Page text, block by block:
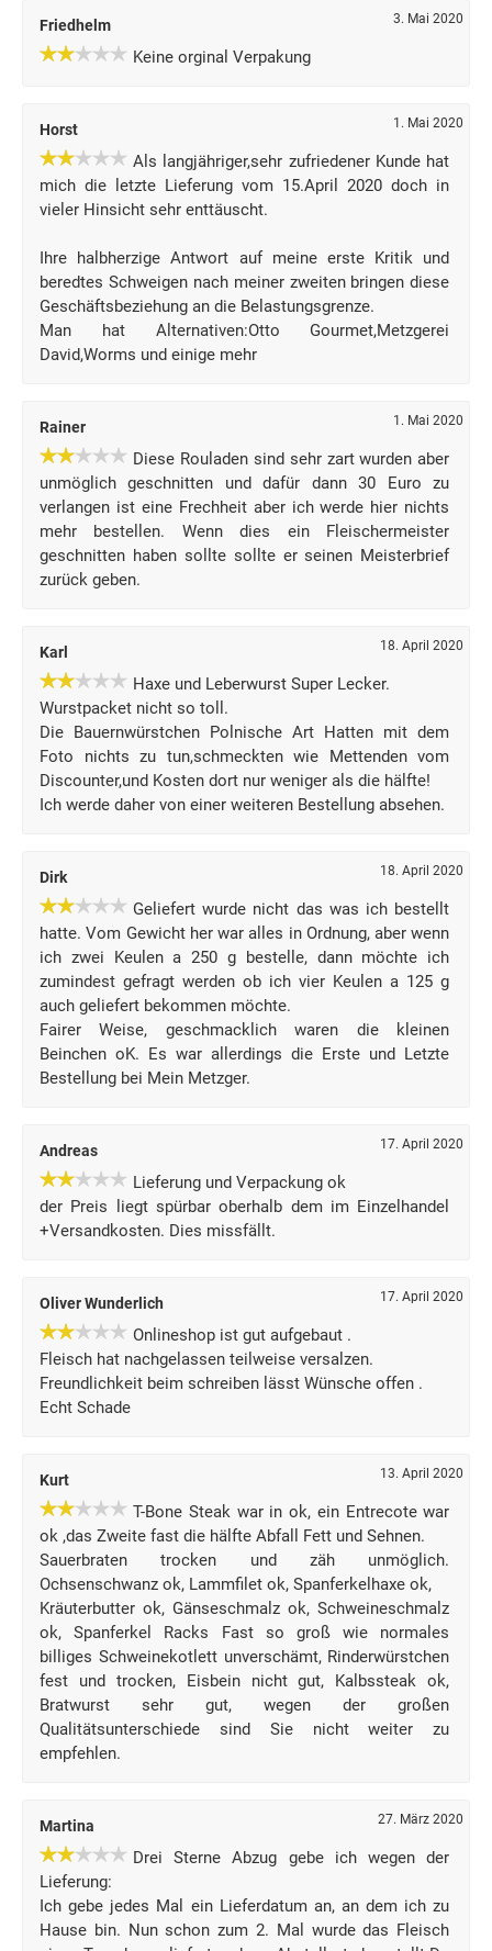
Friedhelm 3. Mai 2020
Keine orginal Verpakung
Horst 1. Mai 2020
Als langjähriger,sehr zufriedener Kunde hat
mich die letzte Lieferung vom 15.April 2020 doch in
vieler Hinsicht sehr enttäuscht.
Ihre halbherzige Antwort auf meine erste Kritik und
beredtes Schweigen nach meiner zweiten bringen diese
Geschäftsbeziehung an die Belastungsgrenze.
Man hat Alternativen:Otto Gourmet,Metzgerei
David,Worms und einige mehr
Rainer 1. Mai 2020
Diese Rouladen sind sehr zart wurden aber
unmöglich geschnitten und dafür dann 30 Euro zu
verlangen ist eine Frechheit aber ich werde hier nichts
mehr bestellen. Wenn dies ein Fleischermeister
geschnitten haben sollte sollte er seinen Meisterbrief
zurück geben.
Karl 18. April 2020
Haxe und Leberwurst Super Lecker.
Wurstpacket nicht so toll.
Die Bauernwürstchen Polnische Art Hatten mit dem
Foto nichts zu tun,schmeckten wie Mettenden vom
Discounter,und Kosten dort nur weniger als die hälfte!
Ich werde daher von einer weiteren Bestellung absehen.
Dirk 18. April 2020
Geliefert wurde nicht das was ich bestellt
hatte. Vom Gewicht her war alles in Ordnung, aber wenn
ich zwei Keulen a 250 g bestelle, dann möchte ich
zumindest gefragt werden ob ich vier Keulen a 125 g
auch geliefert bekommen möchte.
Fairer Weise, geschmacklich waren die kleinen
Beinchen oK. Es war allerdings die Erste und Letzte
Bestellung bei Mein Metzger.
Andreas 17. April 2020
Lieferung und Verpackung ok
der Preis liegt spürbar oberhalb dem im Einzelhandel
+Versandkosten. Dies missfällt.
Oliver Wunderlich 17. April 2020
Onlineshop ist gut aufgebaut .
Fleisch hat nachgelassen teilweise versalzen.
Freundlichkeit beim schreiben lässt Wünsche offen .
Echt Schade
Kurt 13. April 2020
T-Bone Steak war in ok, ein Entrecote war
ok ,das Zweite fast die hälfte Abfall Fett und Sehnen.
Sauerbraten trocken und zäh unmöglich.
Ochsenschwanz ok, Lammfilet ok, Spanferkelhaxe ok,
Kräuterbutter ok, Gänseschmalz ok, Schweineschmalz
ok, Spanferkel Racks Fast so groß wie normales
billiges Schweinekotlett unverschämt, Rinderwürstchen
fest und trocken, Eisbein nicht gut, Kalbssteak ok,
Bratwurst sehr gut, wegen der großen
Qualitätsunterschiede sind Sie nicht weiter zu
empfehlen.
Martina 27. März 2020
Drei Sterne Abzug gebe ich wegen der
Lieferung:
Ich gebe jedes Mal ein Lieferdatum an, an dem ich zu
Hause bin. Nun schon zum 2. Mal wurde das Fleisch